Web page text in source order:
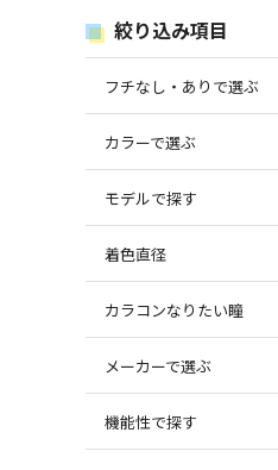
絞り込み項目
フチなし・ありで選ぶ
カラーで選ぶ
モデルで探す
着色直径
カラコンなりたい瞳
メーカーで選ぶ
機能性で探す